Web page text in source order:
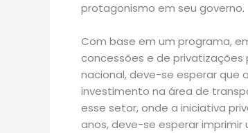
protagonismo em seu governo.
Com base em um programa,
concessões e de
nacional, deve-se esperar que
investimento na área de
esse setor, onde a iniciativa
anos, deve-se esperar